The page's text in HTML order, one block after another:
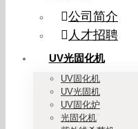
公司简介
人才招聘
UV光固化机
UV固化机
UV光固机
UV固化炉
光固化机